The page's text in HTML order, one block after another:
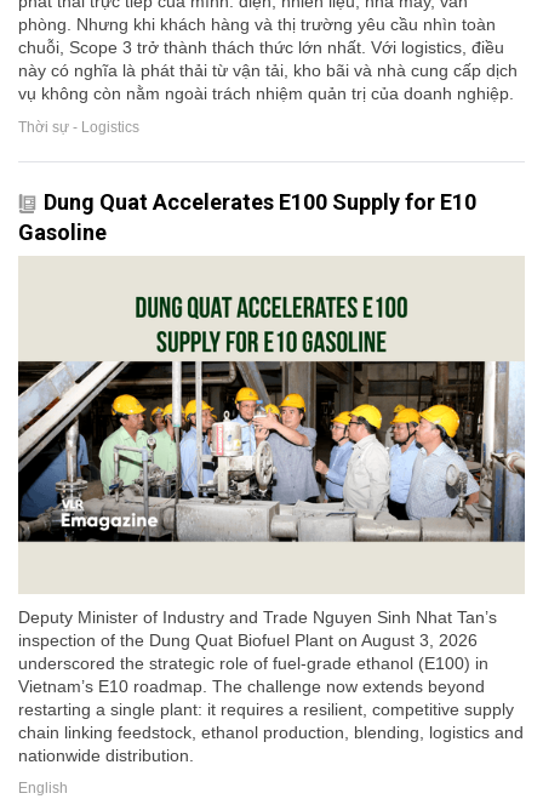
phòng. Nhưng khi khách hàng và thị trường yêu cầu nhìn toàn
chuỗi, Scope 3 trở thành thách thức lớn nhất. Với logistics, điều
này có nghĩa là phát thải từ vận tải, kho bãi và nhà cung cấp dịch
vụ không còn nằm ngoài trách nhiệm quản trị của doanh nghiệp.
Thời sự - Logistics
Dung Quat Accelerates E100 Supply for E10
Gasoline
Deputy Minister of Industry and Trade Nguyen Sinh Nhat Tan’s
inspection of the Dung Quat Biofuel Plant on August 3, 2026
underscored the strategic role of fuel-grade ethanol (E100) in
Vietnam’s E10 roadmap. The challenge now extends beyond
restarting a single plant: it requires a resilient, competitive supply
chain linking feedstock, ethanol production, blending, logistics and
nationwide distribution.
English